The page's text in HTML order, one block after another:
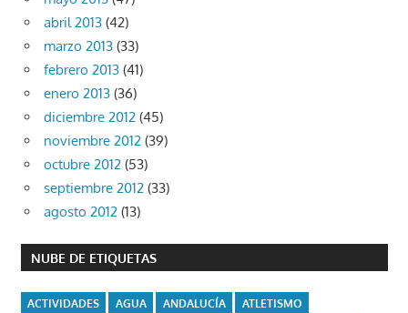
abril 2013 (42)
marzo 2013 (33)
febrero 2013 (41)
enero 2013 (36)
diciembre 2012 (45)
noviembre 2012 (39)
octubre 2012 (53)
septiembre 2012 (33)
agosto 2012 (13)
NUBE DE ETIQUETAS
ACTIVIDADES AGUA ANDALUCÍA
ATLETISMO